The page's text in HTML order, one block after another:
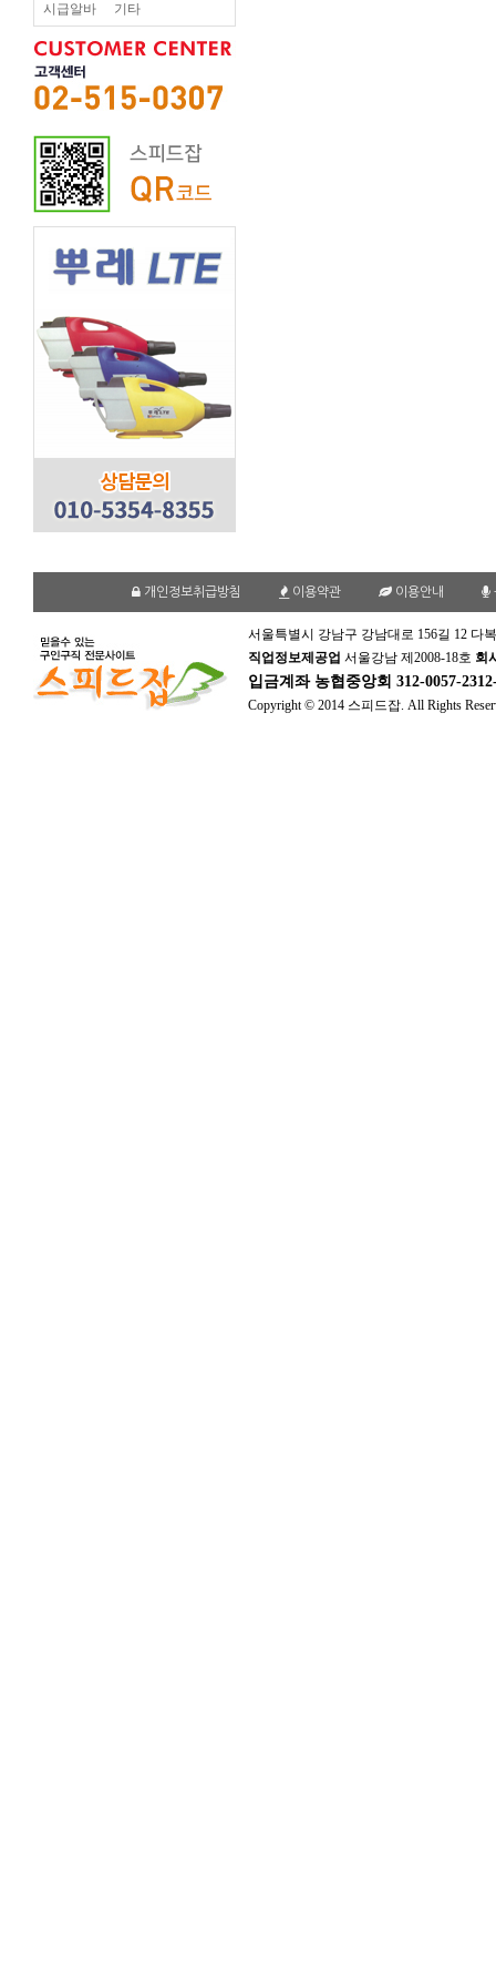
시급알바 기타
개인정보취급방침 이용약관 이용안내
서울특별시 강남구 강남대로 156길 12 다
직업정보제공업 서울강남 제2008-18호 회
입금계좌 농협중앙회 312-0057-
Copyright © 2014 스피드잡. All Rights